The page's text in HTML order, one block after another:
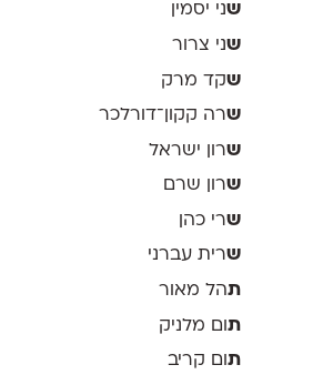
שני יסמין
שני צרור
שקד מרק
שרה קקון־דורלכר
שרון ישראל
שרון שרם
שרי כהן
שרית עברני
תהל מאור
ת ום מלניק
תום קריב